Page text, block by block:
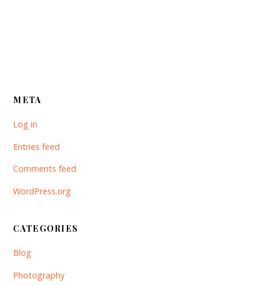
META
Log in
Entries feed
Comments feed
WordPress.org
CATEGORIES
Blog
Photography